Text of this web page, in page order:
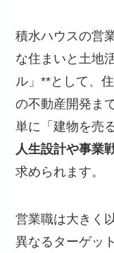
積水ハウスの営
な住まいと土地
ル」**として、
の不動産開発ま
単に「建物を売
人生設計や事業
求められます。
営業職は大きく
異なるターゲッ